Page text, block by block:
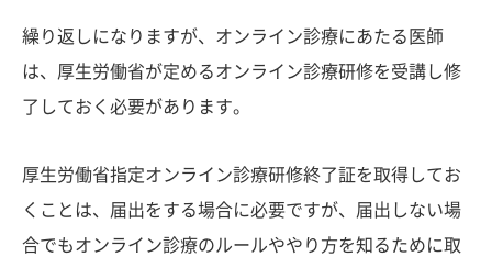
繰り返しになりますが、オンライン診療にあたる医師
は、厚生労働省が定めるオンライン診療研修を受講し修
了しておく必要があります。
厚生労働省指定オンライン診療研修終了証を取得してお
くことは、届出をする場合に必要ですが、届出しない場
合でもオンライン診療のルールややり方を知るために取